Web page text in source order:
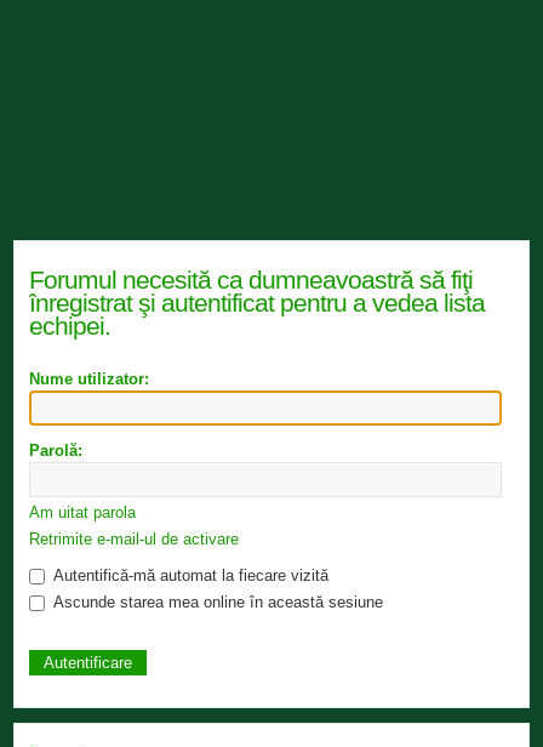
Forumul necesită ca dumneavoastră să fiţi
înregistrat şi autentificat pentru a vedea lista
echipei.
Nume utilizator:
Parolă:
Am uitat parola
Retrimite e-mail-ul de activare
Autentifică-mă automat la fiecare vizită
Ascunde starea mea online în această sesiune